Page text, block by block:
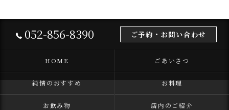
052-856-8390 ご予約・お問い合わせ
HOME ごあいさつ
純情のおすすめ お料理
お飲み物 店内のご紹介